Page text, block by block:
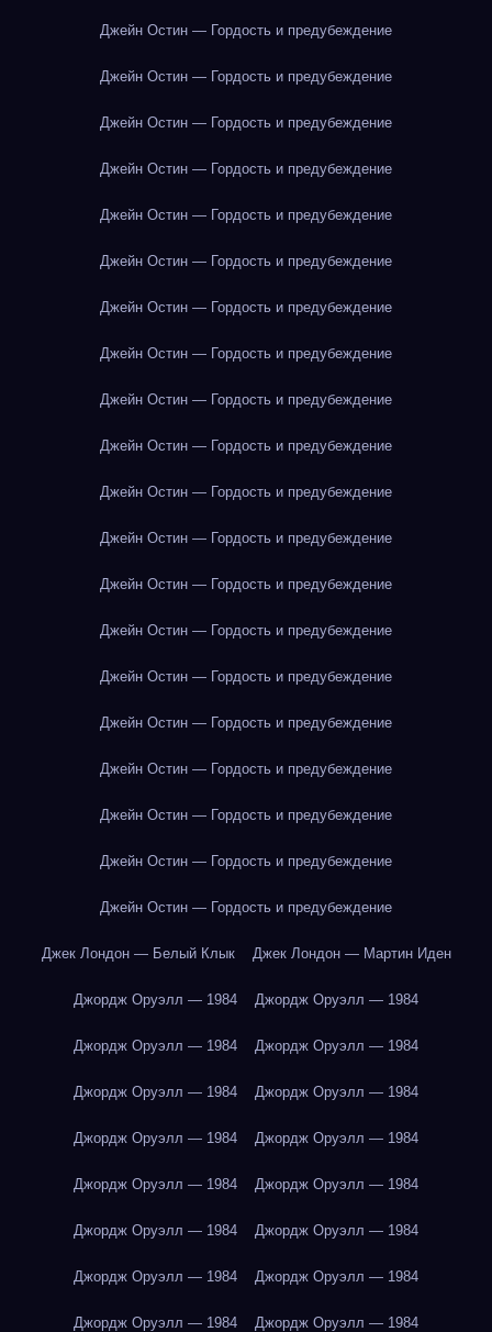
Джейн Остин — Гордость и предубеждение
Джейн Остин — Гордость и предубеждение
Джейн Остин — Гордость и предубеждение
Джейн Остин — Гордость и предубеждение
Джейн Остин — Гордость и предубеждение
Джейн Остин — Гордость и предубеждение
Джейн Остин — Гордость и предубеждение
Джейн Остин — Гордость и предубеждение
Джейн Остин — Гордость и предубеждение
Джейн Остин — Гордость и предубеждение
Джейн Остин — Гордость и предубеждение
Джейн Остин — Гордость и предубеждение
Джейн Остин — Гордость и предубеждение
Джейн Остин — Гордость и предубеждение
Джейн Остин — Гордость и предубеждение
Джейн Остин — Гордость и предубеждение
Джейн Остин — Гордость и предубеждение
Джейн Остин — Гордость и предубеждение
Джейн Остин — Гордость и предубеждение
Джейн Остин — Гордость и предубеждение
Джек Лондон — Белый Клык Джек Лондон — Мартин Иден
Джордж Оруэлл — 1984 Джордж Оруэлл — 1984
Джордж Оруэлл — 1984 Джордж Оруэлл — 1984
Джордж Оруэлл — 1984 Джордж Оруэлл — 1984
Джордж Оруэлл — 1984 Джордж Оруэлл — 1984
Джордж Оруэлл — 1984 Джордж Оруэлл — 1984
Джордж Оруэлл — 1984 Джордж Оруэлл — 1984
Джордж Оруэлл — 1984 Джордж Оруэлл — 1984
Джордж Оруэлл — 1984 Джордж Оруэлл — 1984